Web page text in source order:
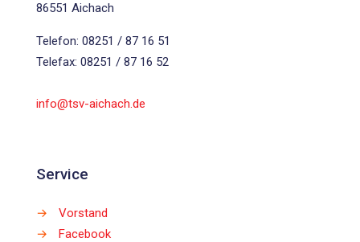
86551 Aichach
Telefon: 08251 / 87 16 51
Telefax: 08251 / 87 16 52
info@tsv-aichach.de
Service
→
Vorstand
→
Facebook